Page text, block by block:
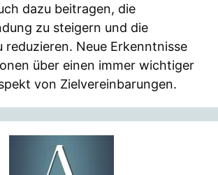
dazu beitragen, die
zu steigern und die
reduzieren. Neue Erkenntnisse
über einen immer wichtiger
von Zielvereinbarungen.